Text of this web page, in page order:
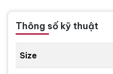
Thông số kỹ thuật
Size